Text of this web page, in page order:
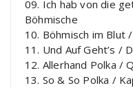
09. Ich hab von die
Böhmische
10. Böhmisch im Blut
11. Und Auf Geht’s /
12. Allerhand Polka /
13. So & So Polka /